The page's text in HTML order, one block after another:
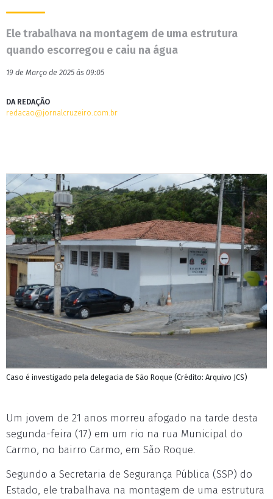
Ele trabalhava na montagem de uma estrutura
quando escorregou e caiu na água
19 de Março de 2025 às 09:05
DA REDAÇÃO
redacao@jornalcruzeiro.com.br
Caso é investigado pela delegacia de São Roque (Crédito: Arquivo JCS)
Um jovem de 21 anos morreu afogado na tarde desta
segunda-feira (17) em um rio na rua Municipal do
Carmo, no bairro Carmo, em São Roque.
Segundo a Secretaria de Segurança Pública (SSP) do
Estado, ele trabalhava na montagem de uma estrutura